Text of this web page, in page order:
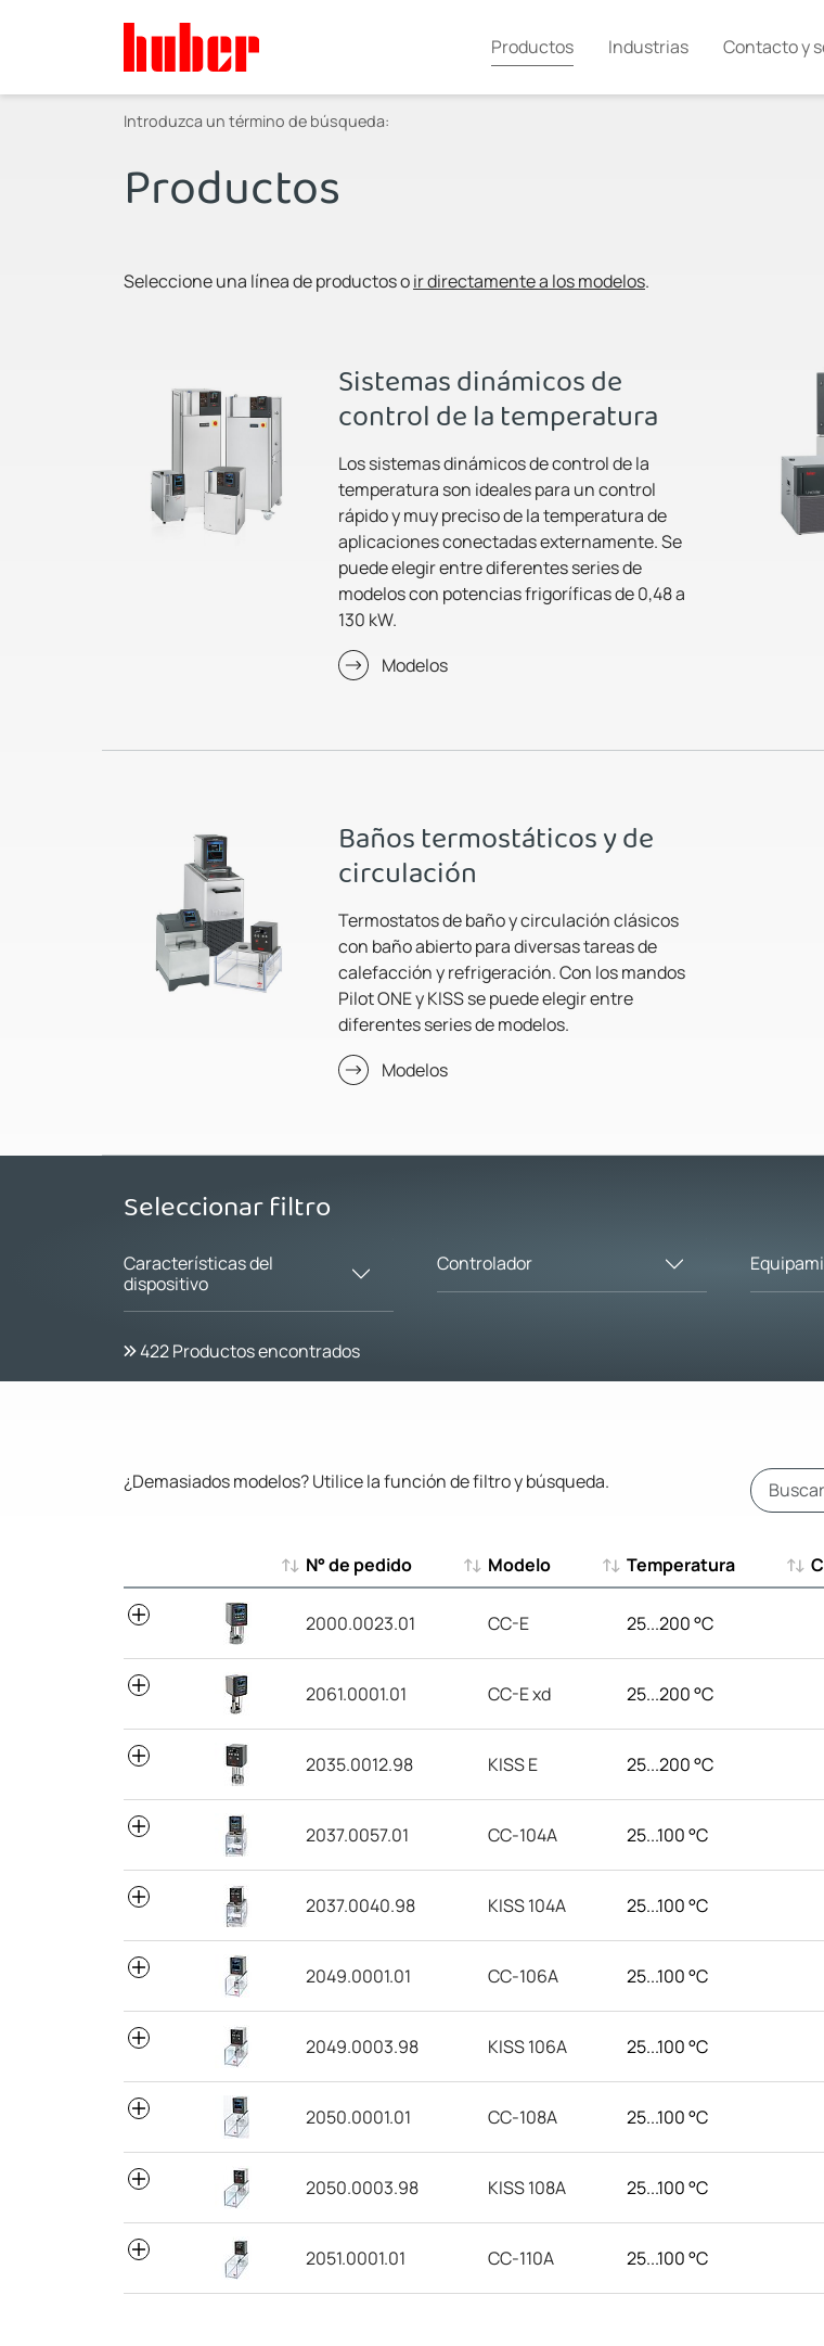
Productos Industrias Contacto y
Introduzca un término de búsqueda:
Productos
Seleccione una línea de productos oir directamente a los modelos.
Sistemas dinámicos de
control de la temperatura
Los sistemas dinámicos de control de la
temperatura son ideales para un control
rápido y muy preciso de la temperatura de
aplicaciones conectadas externamente. Se
puede elegir entre diferentes series de
modelos con potencias frigoríficas de 0,48 a
130 kW.
Modelos
Baños termostáticos y de
circulación
Termostatos de baño y circulación clásicos
con baño abierto para diversas tareas de
calefacción y refrigeración. Con los mandos
Pilot ONE y KISS se puede elegir entre
diferentes series de modelos.
Modelos
Seleccionar filtro
Características del
dispositivo
Controlador
422Productos encontrados
¿Demasiados modelos? Utilice la función de filtro y búsqueda.
N° de pedido Modelo Temperatura
2000.0023.01
CC-E 25...200 °C
2061.0001.01 CC-E xd 25...200 °C
2035.0012.98 KISS E 25...200 °C
2037.0057.01 CC-104A 25...100 °C
2037.0040.98 KISS 104A 25...100 °C
2049.0001.01 CC-106A 25...100 °C
2049.0003.98 KISS 106A 25...100 °C
2050.0001.01 CC-108A 25...100 °C
2050.0003.98 KISS 108A 25...100 °C
2051.0001.01 CC-110A 25...100 °C